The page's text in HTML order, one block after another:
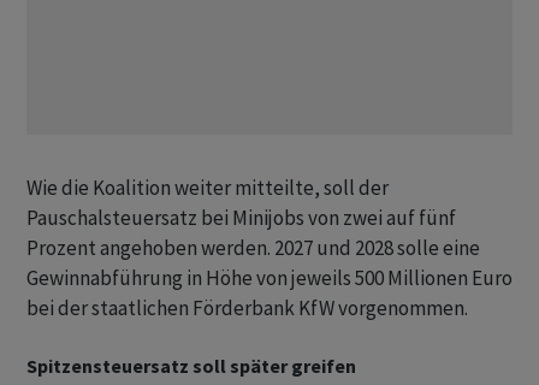
Wie die Koalition weiter mitteilte, soll der
Pauschalsteuersatz bei Minijobs von zwei auf fünf
Prozent angehoben werden. 2027 und 2028 solle eine
Gewinnabführung in Höhe von jeweils 500 Millionen Euro
bei der staatlichen Förderbank KfW vorgenommen.
Spitzensteuersatz soll später greifen